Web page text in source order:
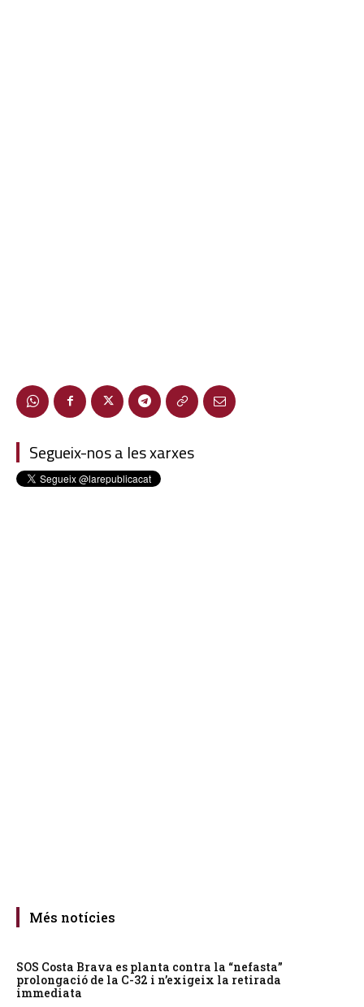
Segueix-nos a les xarxes
Més notícies
SOS Costa Brava es planta contra la “nefasta”
prolongació de la C-32 i n’exigeix la retirada
immediata